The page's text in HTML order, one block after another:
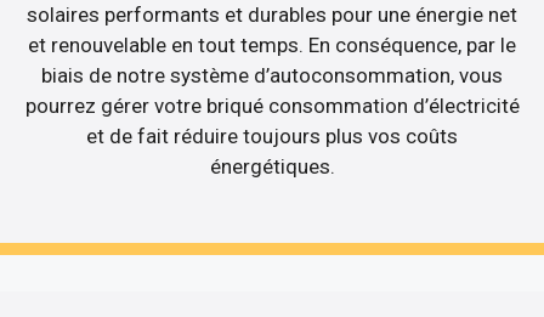
solaires performants et durables pour une énergie net
et renouvelable en tout temps. En conséquence, par le
biais de notre système d’autoconsommation, vous
pourrez gérer votre briqué consommation d’électricité
et de fait réduire toujours plus vos coûts
énergétiques.